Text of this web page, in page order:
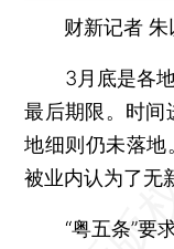
财新记者 朱
3月底是各地
最后期限。时间
地细则仍未落
被业内认为了无
“粤五条”要求